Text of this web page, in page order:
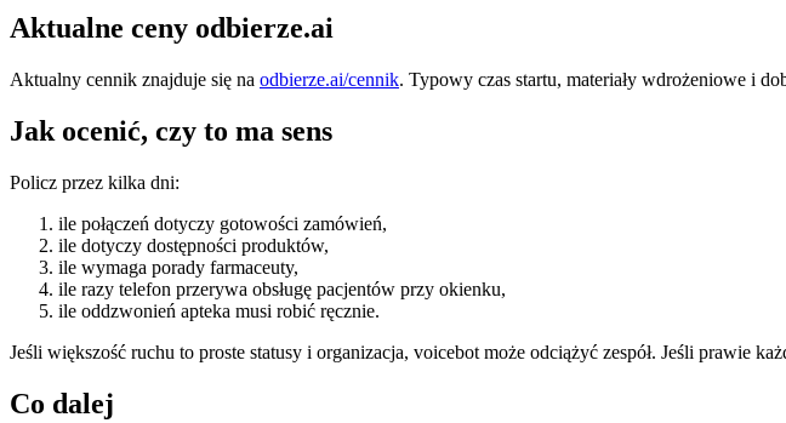
Aktualne ceny odbierze.ai
Aktualny cennik znajduje się na odbierze.ai/cennik. Typowy czas startu, materiały wdrożeniowe i
Jak ocenić, czy to ma sens
Policz przez kilka dni:
ile połączeń dotyczy gotowości zamówień,
ile dotyczy dostępności produktów,
ile wymaga porady farmaceuty,
ile razy telefon przerywa obsługę pacjentów przy okienku,
ile oddzwonień apteka musi robić ręcznie.
Jeśli większość ruchu to proste statusy i organizacja, voicebot może odciążyć zespół. Jeśli prawie
Co dalej